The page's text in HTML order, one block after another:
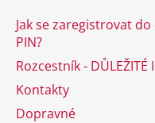
Jak se zaregistrovat
PIN?
Rozcestník - DŮLEŽITÉ
Kontakty
Dopravné